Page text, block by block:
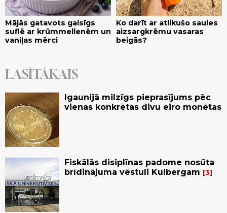
Mājās gatavots gaisīgs
suflē ar krūmmellenēm un
vaniļas mērci
Ko darīt ar atlikušo saules
aizsargkrēmu vasaras
beigās?
LASĪTĀKAIS
Igaunijā milzīgs pieprasījums pēc
vienas konkrētas divu eiro monētas
Fiskālās disiplīnas padome nosūta
brīdinājuma vēstuli Kulbergam
3